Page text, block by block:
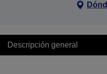
Descripción general